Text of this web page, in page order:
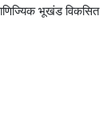
भूखंड विकसित